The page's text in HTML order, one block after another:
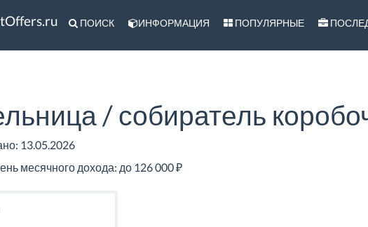
ПОИСК ИНФОРМАЦИЯ ПОПУЛЯРНЫЕ
/ собиратель
13.05.2026
месячного дохода: до 126 000 ₽